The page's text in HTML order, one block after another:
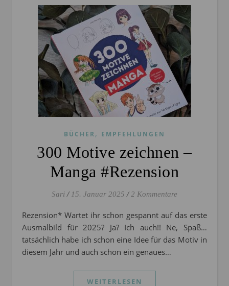
BÜCHER, EMPFEHLUNGEN
300 Motive zeichnen –
Manga #Rezension
Sari / 15. Januar 2025 / 2 Kommentare
Rezension* Wartet ihr schon gespannt auf das erste
Ausmalbild für 2025? Ja? Ich auch!! Ne, Spaß…
tatsächlich habe ich schon eine Idee für das Motiv in
diesem Jahr und auch schon ein genaues…
WEITERLESEN